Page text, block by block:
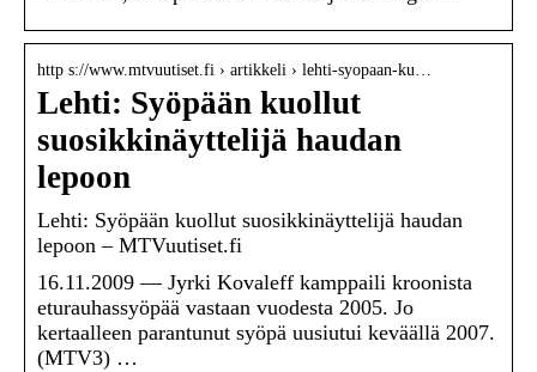
http s://www.mtvuutiset.fi › artikkeli › lehti-syopaan-ku…
Lehti: Syöpään kuollut
suosikkinäyttelijä haudan
lepoon
Lehti: Syöpään kuollut suosikkinäyttelijä haudan
lepoon – MTVuutiset.fi
16.11.2009 — Jyrki Kovaleff kamppaili kroonista
eturauhassyöpää vastaan vuodesta 2005. Jo
kertaalleen parantunut syöpä uusiutui keväällä 2007.
(MTV3) …